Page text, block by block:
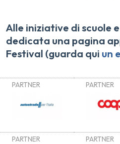
Alle iniziative di scuole
dedicata una pagina
Festival (guarda qui un